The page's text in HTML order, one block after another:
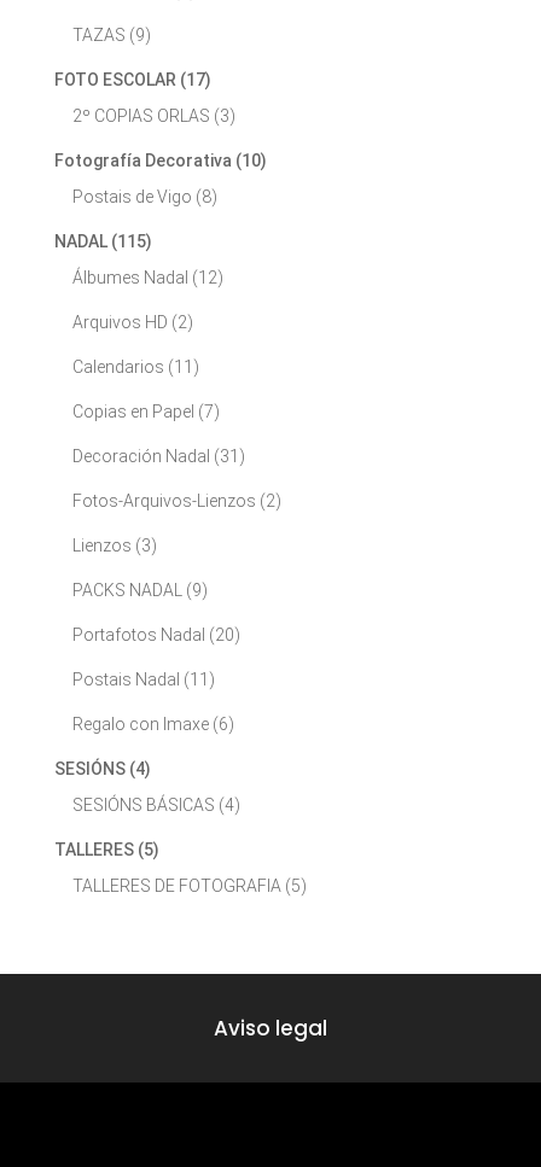
TAZAS (9)
FOTO ESCOLAR (17)
2º COPIAS ORLAS (3)
Fotografía Decorativa (10)
Postais de Vigo (8)
NADAL (115)
Álbumes Nadal (12)
Arquivos HD (2)
Calendarios (11)
Copias en Papel (7)
Decoración Nadal (31)
Fotos-Arquivos-Lienzos (2)
Lienzos (3)
PACKS NADAL (9)
Portafotos Nadal (20)
Postais Nadal (11)
Regalo con Imaxe (6)
SESIÓNS (4)
SESIÓNS BÁSICAS (4)
TALLERES (5)
TALLERES DE FOTOGRAFIA (5)
Aviso legal